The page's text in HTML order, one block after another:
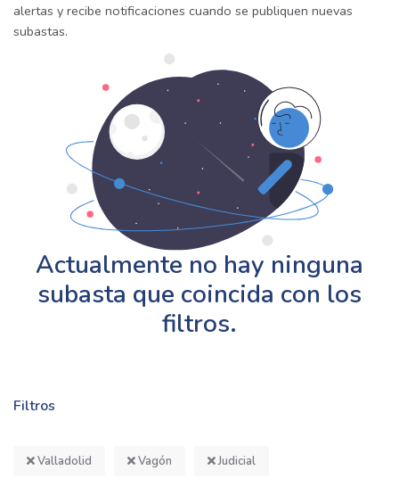
Filtros
Valladolid Vagón Judicial
alertas y recibe notificaciones cuando se publiquen nuevas
subastas.
Actualmente no hay ninguna
subasta que coincida con los
filtros.